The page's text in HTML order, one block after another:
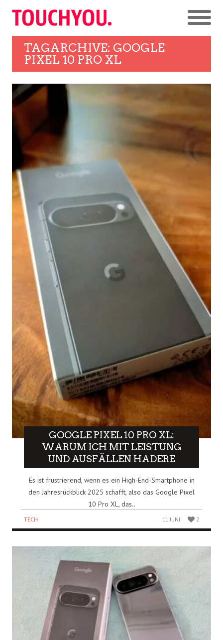
TAGARCHIVE: GOOGLE
PIXEL 10 PRO XL
GOOGLE PIXEL 10 PRO XL:
WARUM ICH MIT LEISTUNG
UND AUSFÄLLEN HADERE
Es ist frustrierend, wenn es ein High-End-Smartphone in
den Jahresrückblick 2025 schafft, also das Google Pixel
10 Pro XL, das..
TECH 11 JUNI 2